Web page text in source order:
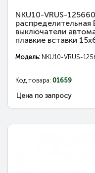
NKU10-VRUS-
выключатели
плавкие вставки
Модель: NKU10-VRUS-
Код товара: 01659
Цена по запросу